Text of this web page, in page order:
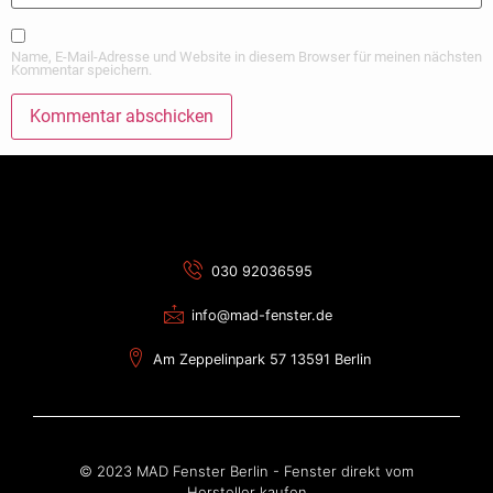
Name, E-Mail-Adresse und Website in diesem Browser für meinen nächsten
Kommentar speichern.
030 92036595
info@mad-fenster.de
Am Zeppelinpark 57 13591 Berlin
© 2023 MAD Fenster Berlin - Fenster direkt vom